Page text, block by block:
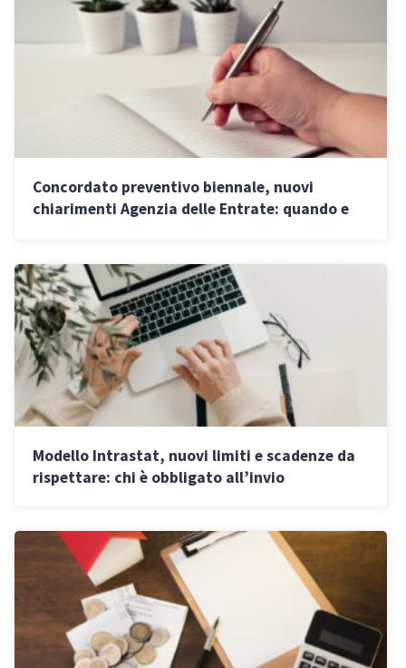
Concordato preventivo biennale, nuovi
chiarimenti Agenzia delle Entrate: quando e
Modello Intrastat, nuovi limiti e scadenze da
rispettare: chi è obbligato all’invio